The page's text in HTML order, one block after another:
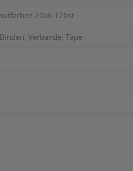
20x6 120st
Verbände, Tape